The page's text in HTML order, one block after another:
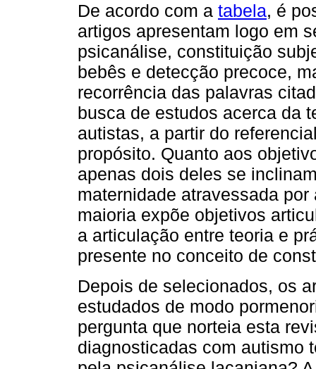
De acordo com a tabela, é
artigos apresentam logo em
psicanálise, constituição
bebês e detecção precoce,
recorrência das palavras
busca de estudos acerca da
autistas, a partir do
propósito. Quanto aos
apenas dois deles se
maternidade atravessada
maioria expõe objetivos
a articulação entre teoria e
presente no conceito de
Depois de selecionados, os
estudados de modo
pergunta que norteia esta
diagnosticadas com autismo